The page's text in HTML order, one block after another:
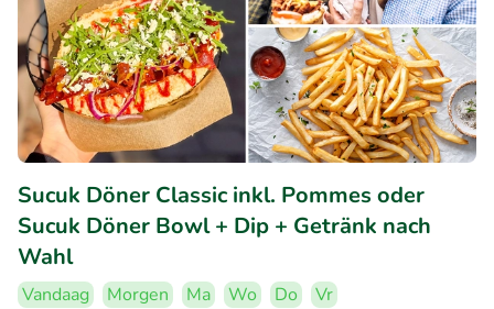
Sucuk Döner Classic inkl. Pommes oder
Sucuk Döner Bowl + Dip + Getränk nach
Wahl
Vandaag Morgen Ma Wo Do
Vr